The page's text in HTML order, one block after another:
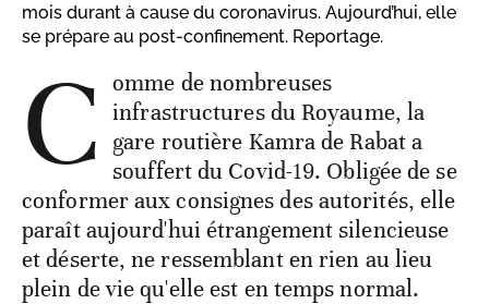
mois durant à cause du coronavirus. Aujourd’hui, elle
se prépare au post-confinement. Reportage.
C omme de nombreuses
infrastructures du Royaume, la
gare routière Kamra de Rabat a
souffert du Covid-19. Obligée de se
conformer aux consignes des autorités, elle
paraît aujourd'hui étrangement silencieuse
et déserte, ne ressemblant en rien au lieu
plein de vie qu'elle est en temps normal.